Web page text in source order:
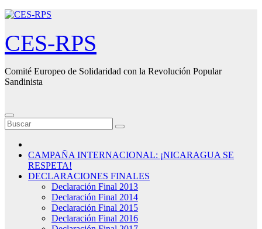
Saltar
contenido
CES-RPS
Comité Europeo de Solidaridad con la Revolución Popular
Sandinista
CAMPAÑA INTERNACIONAL: ¡NICARAGUA SE
RESPETA!
DECLARACIONES FINALES
Declaración Final 2013
Declaración Final 2014
Declaración Final 2015
Declaración Final 2016